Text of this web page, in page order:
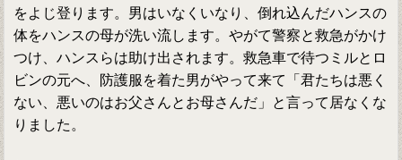
をよじ登ります。男はいなくいなり、倒れ込んだハンスの
体をハンスの母が洗い流します。やがて警察と救急がかけ
つけ、ハンスらは助け出されます。救急車で待つミルとロ
ビンの元へ、防護服を着た男がやって来て「君たちは悪く
ない、悪いのはお父さんとお母さんだ」と言って居なくな
りました。